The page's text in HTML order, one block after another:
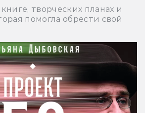
творческих планах и
помогла обрести свой